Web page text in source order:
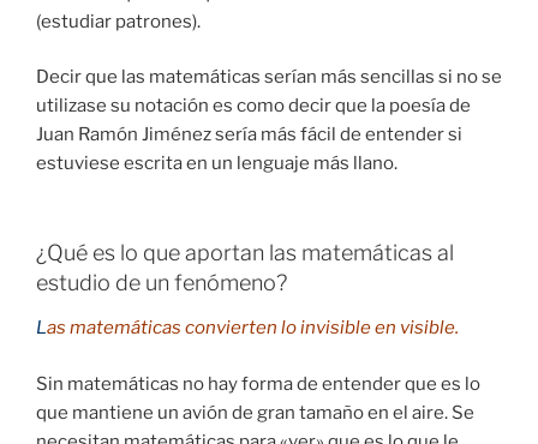
(estudiar patrones).
Decir que las matemáticas serían más sencillas si no se
utilizase su notación es como decir que la poesía de
Juan Ramón Jiménez sería más fácil de entender si
estuviese escrita en un lenguaje más llano.
¿Qué es lo que aportan las matemáticas al
estudio de un fenómeno?
Las matemáticas convierten lo invisible en visible.
Sin matemáticas no hay forma de entender que es lo
que mantiene un avión de gran tamaño en el aire. Se